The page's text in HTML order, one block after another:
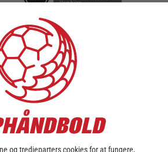
Hamborg
37:51
37:45
og tredjeparters cookies for at fungere,